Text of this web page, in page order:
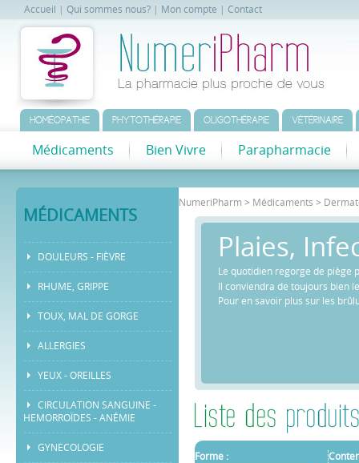
Accueil Qui sommes nous? Mon compte Contact
HOMÉOPATHIE PHYTOTHÉRAPIE OLIGOTHÉRAPIE VÉTÉRINAIRE
Médicaments Bien Vivre Parapharmacie
MÉDICAMENTS
DOULEURS - FIÈVRE
RHUME, GRIPPE
TOUX, MAL DE GORGE
ALLERGIES
YEUX - OREILLES
CIRCULATION SANGUINE -
HEMORROÏDES - ANÉMIE
GYNECOLOGIE
NumeriPharm > Médicaments >
Plaies,
Le quotidien regorge de piège
Il conviendra de toujours bien
Pour en savoir plus sur les
Forme :